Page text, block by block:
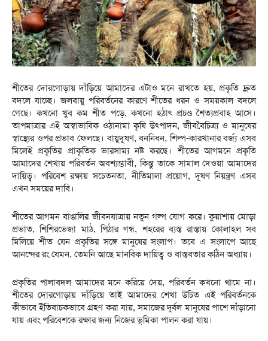
শীতের দোরগোড়ায় দাঁড়িয়ে আমাদের এটাও মনে রাখতে হয়, প্রকৃতি দ্রুত
বদলে যাচ্ছে। জলবায়ু পরিবর্তনের কারণে শীতের ধরন ও সময়কাল বদলে
গেছে। কখনো খুব কম শীত পড়ে, কখনো হঠাৎ প্রচণ্ড শৈত্যপ্রবাহ আসে।
তাপমাত্রার এই অস্বাভাবিক ওঠানামা কৃষি উৎপাদন, জীববৈচিত্র্য ও মানুষের
স্বাস্থ্যের ওপর প্রভাব ফেলছে। বায়ুদূষণ, বননিধন, শিল্প-কারখানার বর্জ্য এসব
মিলেই প্রকৃতির প্রাকৃতিক ভারসাম্য নষ্ট করছে। ​শীতের আগমনে প্রকৃতি
আমাদের শেখায় পরিবর্তন অবশ্যম্ভাবী, কিন্তু তাকে সামাল দেওয়া আমাদের
দায়িত্ব। পরিবেশ রক্ষায় সচেতনতা, নীতিমালা প্রয়োগ, দূষণ নিয়ন্ত্রণ এসব
এখন সময়ের দাবি।
শীতের আগমন বাঙালির জীবনযাত্রায় নতুন গল্প যোগ করে। কুয়াশায় মোড়া
প্রভাত, শিশিরভেজা মাঠ, পিঠার গন্ধ, শহরের ব্যস্ত রাস্তায় কোলাহল সব
মিলিয়ে শীত যেন প্রকৃতির সঙ্গে মানুষের সংলাপ। তবে এ সংলাপে আছে
আনন্দের রং যেমন, তেমনি আছে মানবিক দায়িত্ব ও বাস্তবতার কঠিন অধ্যায়।
প্রকৃতির পালাবদল আমাদের মনে করিয়ে দেয়, পরিবর্তন কখনো থামে না।
শীতের দোরগোড়ায় দাঁড়িয়ে তাই আমাদের শেখা উচিত এই পরিবর্তনকে
কীভাবে ইতিবাচকভাবে গ্রহণ করা যায়, সমাজের দুর্বল মানুষের পাশে দাঁড়ানো
যায় এবং পরিবেশকে রক্ষার জন্য নিজের ভূমিকা পালন করা যায়।